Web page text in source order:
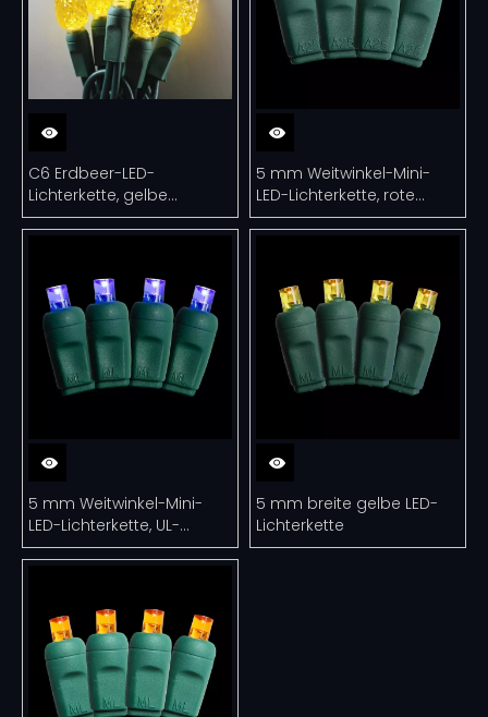
C6 Erdbeer-LED-
Lichterkette, gelbe
Weihnachtsbeleuchtung,
5 mm Weitwinkel-Mini-
LED-Lichterkette, rote
Lichterkette, UL-zertifiziert
5 mm Weitwinkel-Mini-
LED-Lichterkette, UL-
blaues Weihnachtslicht-
5 mm breite gelbe LED-
Lichterkette